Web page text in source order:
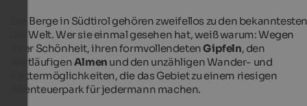
Die Berge in Südtirol gehören zweifellos zu den
der Welt. Wer sie einmal gesehen hat, weiß warum: Wegen
ihrer Schönheit, ihren formvollendetenGipfeln, den
weitläufigenAlmen und den unzähligen Wander- und
Klettermöglichkeiten, die das Gebiet zu einem riesigen
Abenteuerpark für jedermann machen.